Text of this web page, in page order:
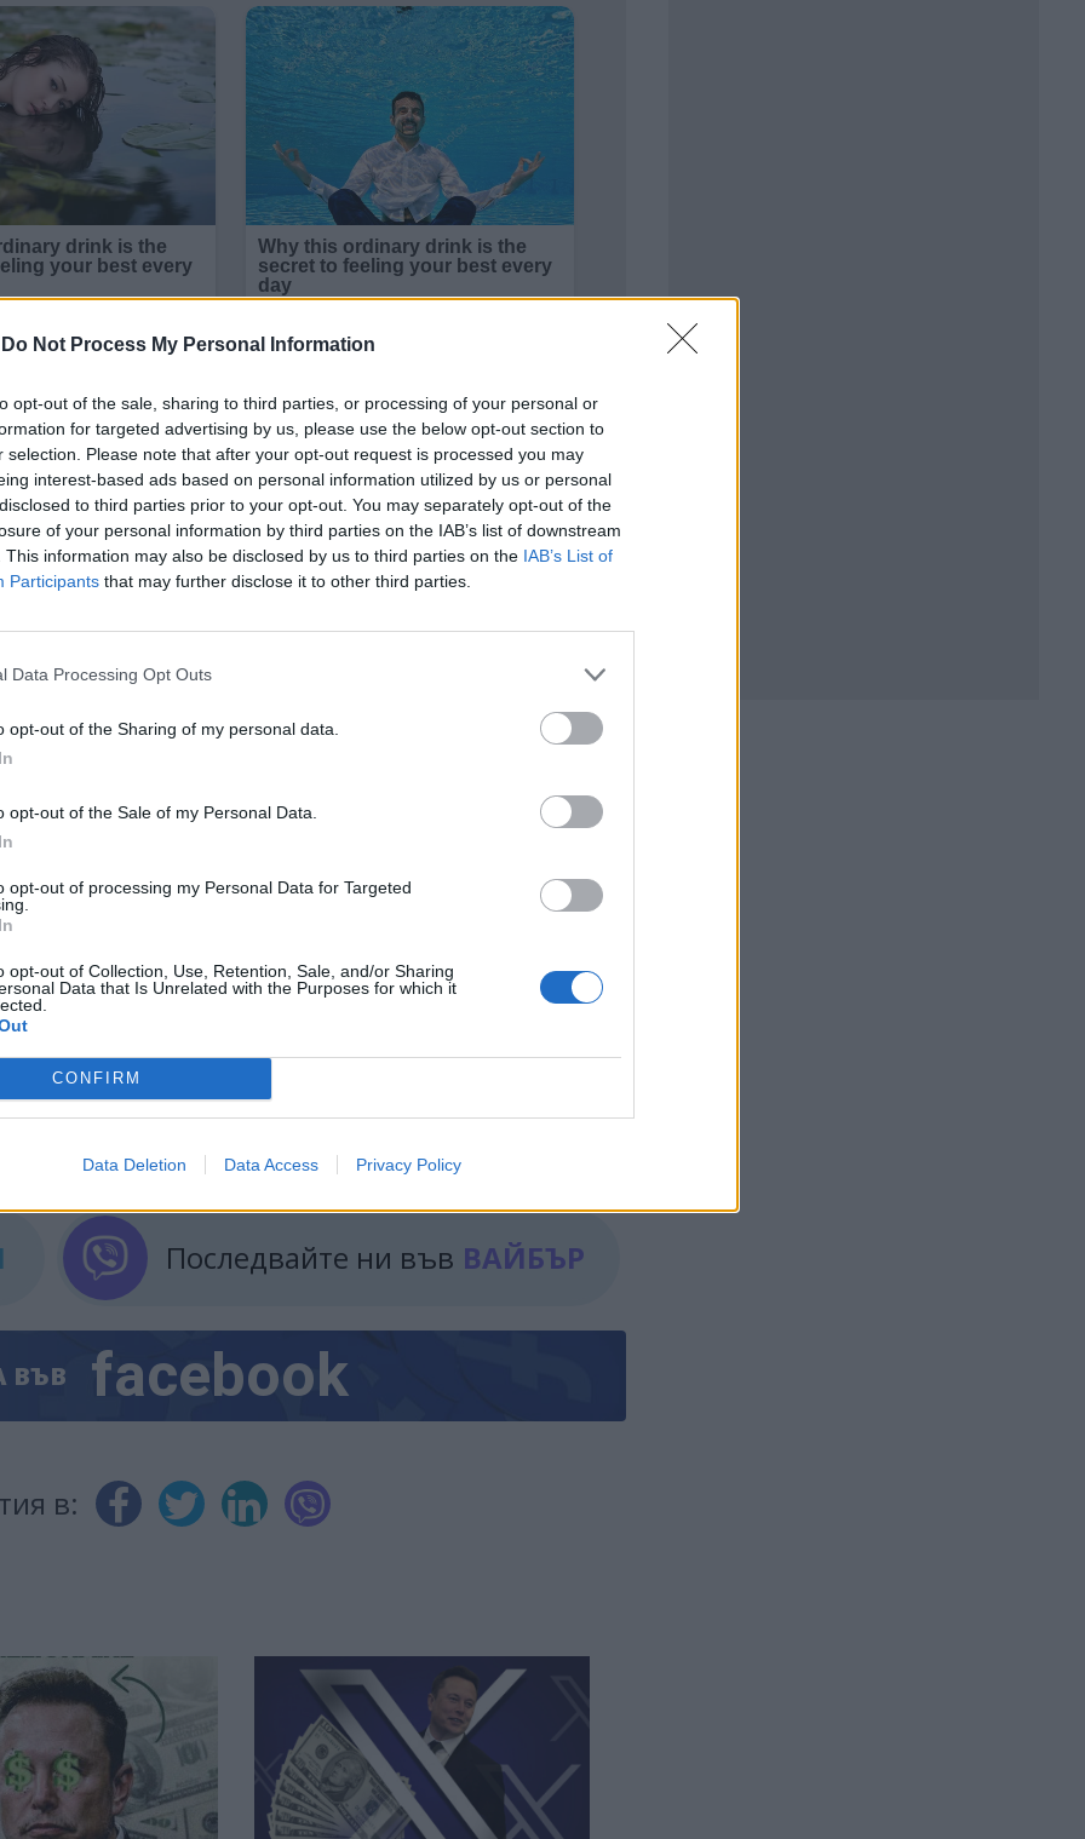
Do Not Process My Personal Information
opt-out of the sale, sharing to third parties, or processing of your personal or
for targeted advertising by us, please use the below opt-out section to
selection. Please note that after your opt-out request is processed you may
interest-based ads based on personal information utilized by us or personal
to third parties prior to your opt-out. You may separately opt-out of the
of your personal information by third parties on the IAB’s list of downstream
This information may also be disclosed by us to third parties on the IAB’s List of
Participants that may further disclose it to other third parties.
Data Processing Opt Outs
opt-out of the Sharing of my personal data.
opt-out of the Sale of my Personal Data.
opt-out of processing my Personal Data for Targeted
opt-out of Collection, Use, Retention, Sale, and/or Sharing
Data that Is Unrelated with the Purposes for which it
CONFIRM
Data Deletion Data Access Privacy Policy
, а Луната е по-бърз маршрут“,
година бизнесменът заяви, че компанията планира до
до Червената планета Освен това миналия месец Мъск
лунната мисия„разсейване“.
Street Journal съобщи, че от
SpaceX са информирали
и предимството на лунната мисия.
В края на янеари компанията на Безос обяви също, че
си за космически туризъм New Shepard и ще
лунни мисии.
НОВИНИ »
Последвайте ни във ВАЙБЪР
ВЪВ facebook
в: